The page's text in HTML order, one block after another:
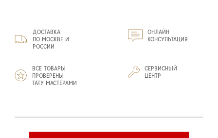
ДОСТАВКА
ПО МОСКВЕ И
РОССИИ
ОНЛАЙН
КОНСУЛЬТАЦИЯ
ВСЕ ТОВАРЫ
ПРОВЕРЕНЫ
ТАТУ МАСТЕРАМИ
СЕРВИСНЫЙ
ЦЕНТР